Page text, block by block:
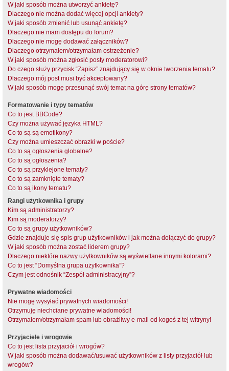
W jaki sposób można utworzyć ankietę?
Dlaczego nie można dodać więcej opcji ankiety?
W jaki sposób zmienić lub usunąć ankietę?
Dlaczego nie mam dostępu do forum?
Dlaczego nie mogę dodawać załączników?
Dlaczego otrzymałem/otrzymałam ostrzeżenie?
W jaki sposób można zgłosić posty moderatorowi?
Do czego służy przycisk “Zapisz” znajdujący się w oknie tworzenia tematu?
Dlaczego mój post musi być akceptowany?
W jaki sposób mogę przesunąć swój temat na górę strony tematów?
Formatowanie i typy tematów
Co to jest BBCode?
Czy można używać języka HTML?
Co to są są emotikony?
Czy można umieszczać obrazki w poście?
Co to są ogłoszenia globalne?
Co to są ogłoszenia?
Co to są przyklejone tematy?
Co to są zamknięte tematy?
Co to są ikony tematu?
Rangi użytkownika i grupy
Kim są administratorzy?
Kim są moderatorzy?
Co to są grupy użytkowników?
Gdzie znajduje się spis grup użytkowników i jak można dołączyć do grupy?
W jaki sposób można zostać liderem grupy?
Dlaczego niektóre nazwy użytkowników są wyświetlane innymi kolorami?
Co to jest “Domyślna grupa użytkownika”?
Czym jest odnośnik “Zespół administracyjny”?
Prywatne wiadomości
Nie mogę wysyłać prywatnych wiadomości!
Otrzymuję niechciane prywatne wiadomości!
Otrzymałem/otrzymałam spam lub obraźliwy e-mail od kogoś z tej witryny!
Przyjaciele i wrogowie
Co to jest lista przyjaciół i wrogów?
W jaki sposób można dodawać/usuwać użytkowników z listy przyjaciół lub
wrogów?